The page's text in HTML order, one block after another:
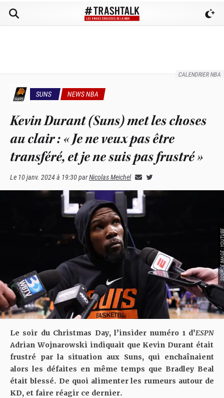
CALENDRIER NBA
SUNS NEWS NBA
Kevin Durant (Suns) met les choses
au clair : « Je ne veux pas être
transféré, et je ne suis pas frustré »
Le 10 janv. 2024 à 19:30parNicolas Meichel
SOURCE
Le soir du Christmas Day, l’insider numéro 1 d’ESPN
Adrian Wojnarowski indiquait que Kevin Durant était
frustré par la situation aux Suns, qui enchaînaient
alors les défaites en même temps que Bradley Beal
était blessé. De quoi alimenter les rumeurs autour de
KD, et faire réagir ce dernier.